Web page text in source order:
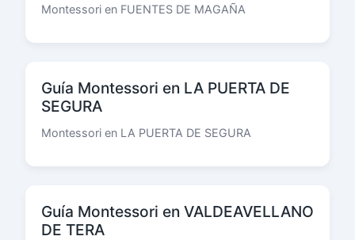
Montessori en FUENTES DE MAGAÑA
Guía Montessori en LA PUERTA DE
SEGURA
Montessori en LA PUERTA DE SEGURA
Guía Montessori en VALDEAVELLANO
DE TERA